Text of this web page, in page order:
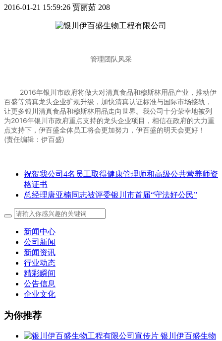
2016-01-21 15:59:26 贾丽茹 208
管理团队风采
2016年银川市政府将做大对清真食品和穆斯林用品产业，推动伊
百盛等清真龙头企业扩规升级，加快清真认证标准与国际市场接轨，
让更多银川清真食品和穆斯林用品走向世界。我公司十分荣幸地被列
为2016年银川市政府重点支持的龙头企业项目，相信在政府的大力重
点支持下，伊百盛全体员工将会更加努力，伊百盛的明天会更好！
(责任编辑：伊百盛)
祝贺我公司4名员工取得健康管理师和高级公共营养师资
格证书
总经理唐亚楠同志被评委银川市首届“守法好公民”
新闻中心
公司新闻
新闻资讯
行业动态
精彩瞬间
公告信息
企业文化
为你推荐
银川伊百盛生物